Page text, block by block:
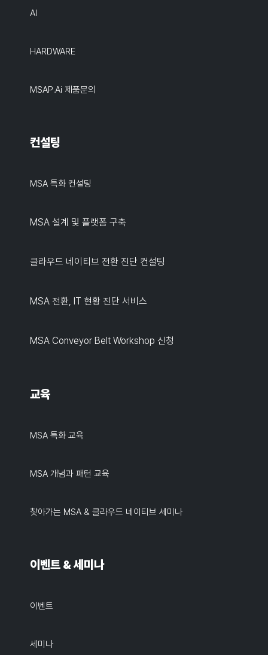
AI
HARDWARE
MSAP.ai 제품문의
컨설팅
MSA 특화 컨설팅
MSA 설계 및 플랫폼 구축
클라우드 네이티브 전환 진단 컨설팅
MSA 전환, IT 현황 진단 서비스
MSA Conveyor Belt Workshop 신청
교육
MSA 특화 교육
MSA 개념과 패턴 교육
찾아가는 MSA & 클라우드 네이티브 세미나
이벤트 & 세미나
이벤트
세미나